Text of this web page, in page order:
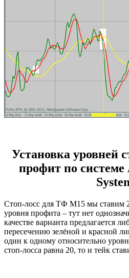
Установка уровней
профит по
Стоп-лосс для ТФ М15 мы ставим
уровня профита – тут нет
качестве варианта предлагается
пересечению зелёной и красной
один к одному относительно
стоп-лосса равна 20, то и тейк